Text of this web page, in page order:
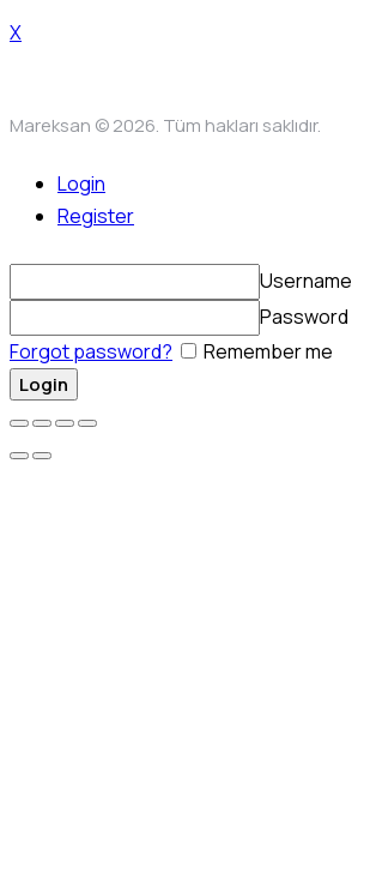
X
Mareksan © 2026. Tüm hakları saklıdır.
Login
Register
Username
Password
Forgot password?
Remember me